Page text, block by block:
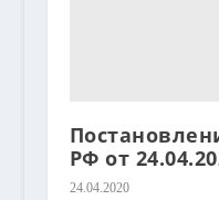
РФ от
24.04.2020